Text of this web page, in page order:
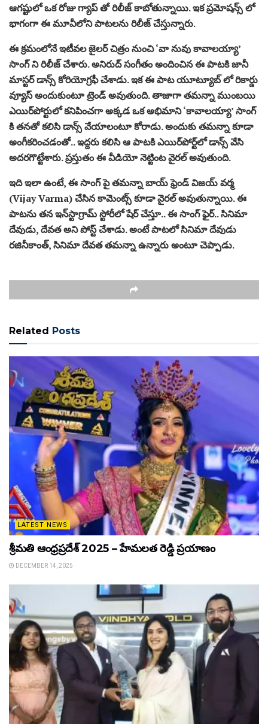
ఆగష్టులో ఒక రోజు గ్యాప్ తో రిలీజ్ కాబోతున్నాయి. ఇక ప్రమోషన్స్ లో
భాగంగా ఈ మూవీలోని పాటలను రిలీజ్ చేస్తున్నారు.
ఈ క్రమంలోనే ఇటీవల జైలర్ చిత్రం నుంచి ‘వా నువు కావాలయ్యా’
సాంగ్ ని రిలీజ్ చేశారు. అనిరుద్ సంగీతం అందించిన ఈ పాటకి జానీ
మాస్టర్ డాన్స్ కోరియోగ్రఫీ చేశాడు. ఇక ఈ పాట యూట్యూబ్ లో రికార్డు
వ్యూస్ అందుకుంటూ ట్రెండ్ అవుతుంది. తాజాగా తమన్నా ముంబయి
ఎయిర్‌పోర్టులో కనిపించగా అక్కడ ఒక అభిమాని ‘కావాలయ్యా’ సాంగ్
కి తనతో కలిసి డాన్స్ వేయాలంటూ కోరాడు. అందుకు తమన్నా కూడా
అంగీకరించడంతో.. ఇద్దరు కలిసి ఆ పాటకి ఎయిర్‌పోర్ట్‌లో డాన్స్ వేసి
అదరగొట్టేశారు. ప్రస్తుతం ఈ వీడియో నెట్టింట వైరల్ అవుతుంది.
ఇది ఇలా ఉంటే, ఈ సాంగ్ పై తమన్నా బాయ్ ఫ్రెండ్ విజయ్‌ వర్మ
(Vijay Varma) చేసిన కామెంట్స్ కూడా వైరల్ అవుతున్నాయి. ఈ
పాటను తన ఇన్‌స్టాగ్రామ్ స్టోరీలో షేర్ చేస్తూ.. ఈ సాంగ్ ఫైర్.. సినిమా
దేవుడు, దేవత అని పోస్ట్ చేశాడు. అంటే పాటలో సినిమా దేవుడు
రజినీకాంత్, సినిమా దేవత తమన్నా ఉన్నారు అంటూ చెప్పాడు.
Related Posts
LATEST NEWS
శ్రీమతి ఆంధ్రప్రదేశ్ 2025 – హేమలత రెడ్డి ప్రయాణం
DECEMBER 14, 2025